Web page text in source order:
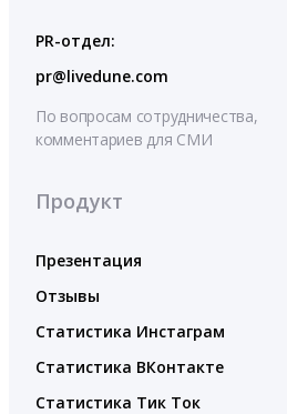
PR-отдел:
pr@livedune.com
По вопросам сотрудничества,
комментариев для СМИ
Продукт
Презентация
Отзывы
Статистика Инстаграм
Статистика ВКонтакте
Статистика Тик Ток